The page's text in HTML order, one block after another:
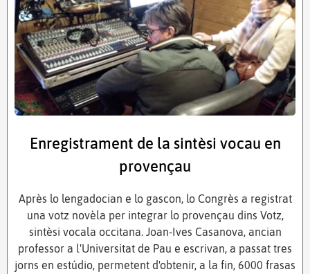
Enregistrament de la sintèsi vocau en
provençau
Après lo lengadocian e lo gascon, lo Congrès a registrat
una votz novèla per integrar lo provençau dins Votz,
sintèsi vocala occitana. Joan-Ives Casanova, ancian
professor a l'Universitat de Pau e escrivan, a passat tres
jorns en estúdio, permetent d'obtenir, a la fin, 6000 frasas